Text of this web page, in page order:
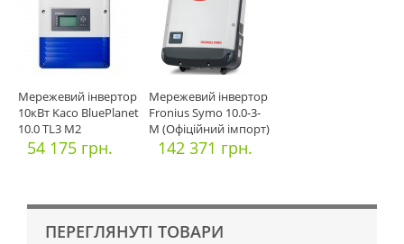
Мережевий інвертор
10кВт Kaco BluePlanet
10.0 TL3 M2
54 175 грн.
Мережевий інвертор
Fronius Symo 10.0-3-
M (Офіційний імпорт)
142 371 грн.
ПЕРЕГЛЯНУТІ ТОВАРИ